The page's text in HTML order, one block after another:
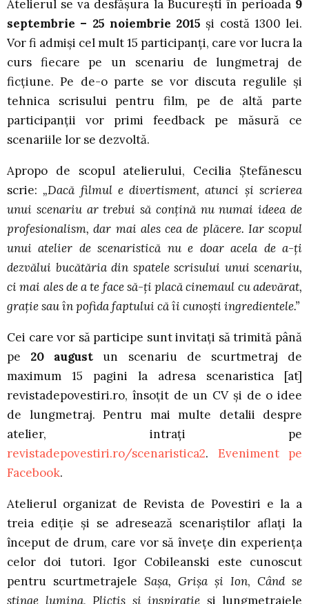
Atelierul se va desfășura la București în perioada 9
septembrie – 25 noiembrie 2015 și costă 1300 lei.
Vor fi admiși cel mult 15 participanți, care vor lucra la
curs fiecare pe un scenariu de lungmetraj de
ficțiune. Pe de-o parte se vor discuta regulile și
tehnica scrisului pentru film, pe de altă parte
participanții vor primi feedback pe măsură ce
scenariile lor se dezvoltă.
Apropo de scopul atelierului, Cecilia Ștefănescu
scrie:„Dacă filmul e divertisment, atunci şi scrierea
unui scenariu ar trebui să conţină nu numai ideea de
profesionalism, dar mai ales cea de plăcere. Iar scopul
unui atelier de scenaristică nu e doar acela de a-ţi
dezvălui bucătăria din spatele scrisului unui scenariu,
ci mai ales de a te face să-ţi placă cinemaul cu adevărat,
graţie sau în pofida faptului că îi cunoşti ingredientele.”
Cei care vor să participe sunt invitați să trimită până
pe 20 august un scenariu de scurtmetraj de
maximum 15 pagini la adresa scenaristica [at]
revistadepovestiri.ro, însoțit de un CV și de o idee
de lungmetraj. Pentru mai multe detalii despre
atelier, intrați pe
revistadepovestiri.ro/scenaristica2. Eveniment pe
Facebook.
Atelierul organizat de Revista de Povestiri e la a
treia ediție și se adresează scenariștilor aflați la
început de drum, care vor să învețe din experiența
celor doi tutori. Igor Cobileanski este cunoscut
pentru scurtmetrajele Sașa, Grișa și Ion, Când se
stinge lumina, Plictis și inspirație și lungmetrajele